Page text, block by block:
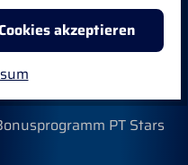
PT Stars
akzeptieren